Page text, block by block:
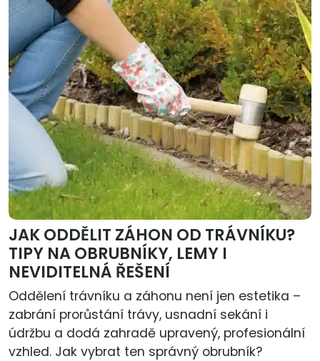
JAK ODDĚLIT ZÁHON OD TRÁVNÍKU?
TIPY NA OBRUBNÍKY, LEMY I
NEVIDITELNÁ ŘEŠENÍ
Oddělení trávníku a záhonu není jen estetika –
zabrání prorůstání trávy, usnadní sekání i
údržbu a dodá zahradě upravený, profesionální
vzhled. Jak vybrat ten správný obrubník?